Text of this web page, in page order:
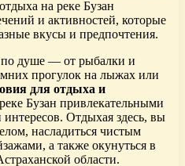
на реке Бузан
и активностей, которые
вкусы и предпочтения.
по душе — от рыбалки и
прогулок на лыжах или
для отдыха и
Бузан привлекательными
интересов. Отдыхая здесь, вы
насладиться чистым
а также окунуться в
области.